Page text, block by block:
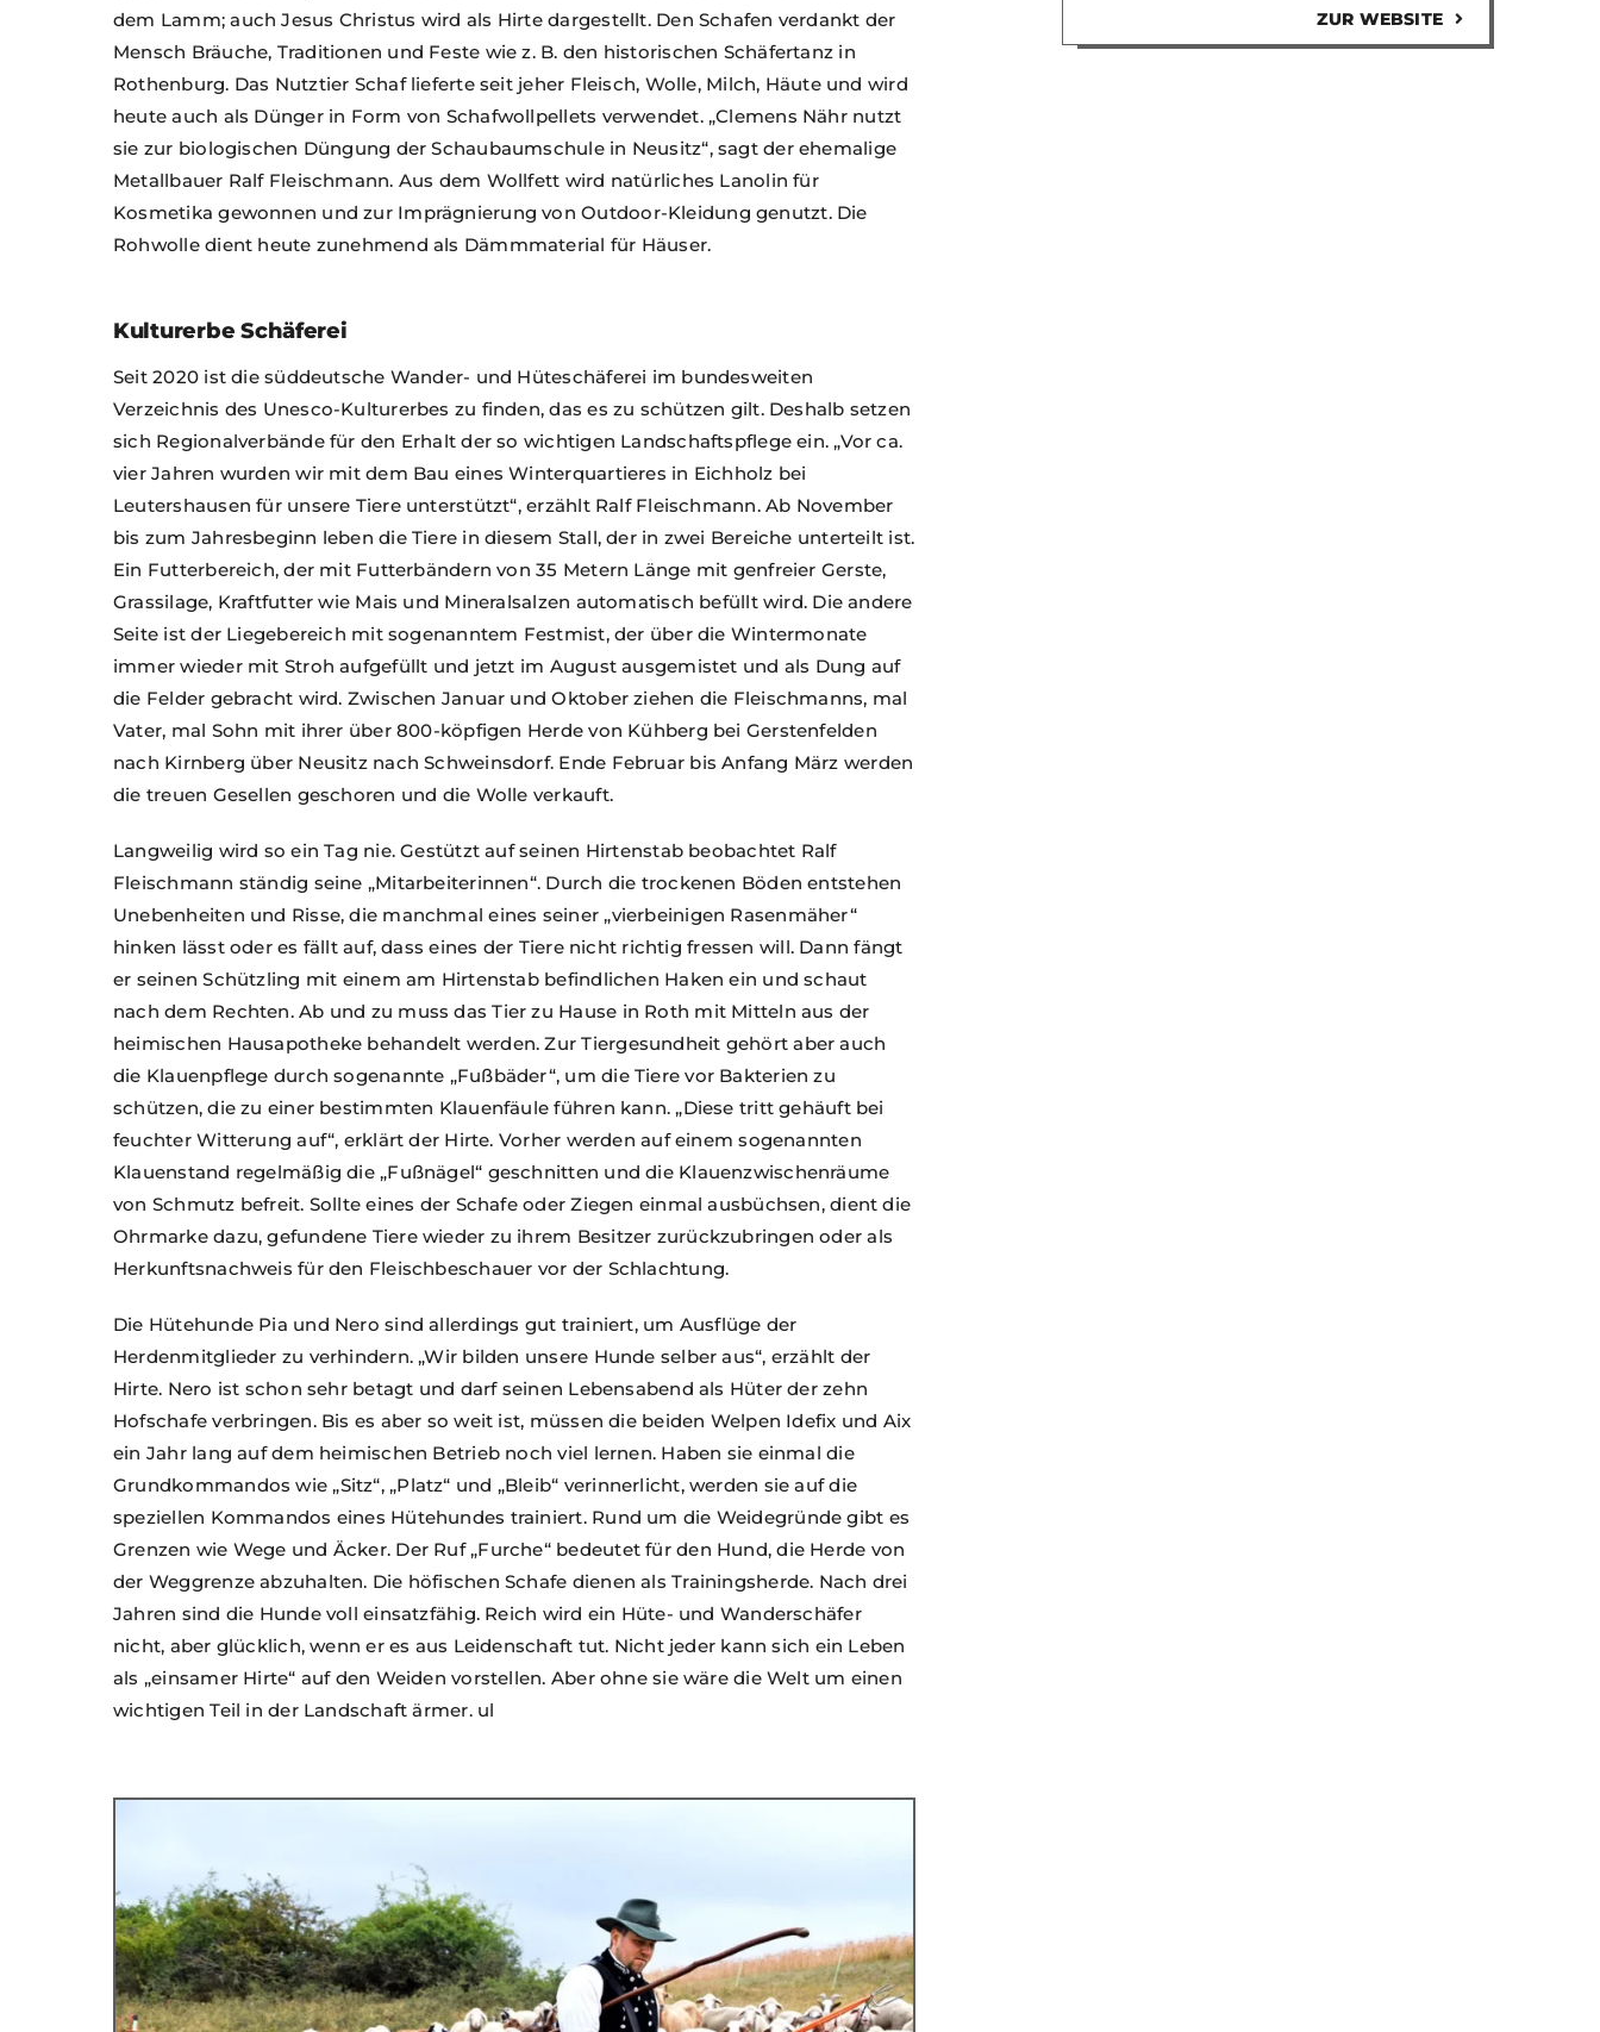
dem Lamm; auch Jesus Christus wird als Hirte dargestellt. Den Schafen verdankt der
Mensch Bräuche, Traditionen und Feste wie z. B. den historischen Schäfertanz in
Rothenburg. Das Nutztier Schaf lieferte seit jeher Fleisch, Wolle, Milch, Häute und wird
heute auch als Dünger in Form von Schafwollpellets verwendet. „Clemens Nähr nutzt
sie zur biologischen Düngung der Schaubaumschule in Neusitz“, sagt der ehemalige
Metallbauer Ralf Fleischmann. Aus dem Wollfett wird natürliches Lanolin für
Kosmetika gewonnen und zur Imprägnierung von Outdoor-Kleidung genutzt. Die
Rohwolle dient heute zunehmend als Dämmmaterial für Häuser.
Kulturerbe Schäferei
Seit 2020 ist die süddeutsche Wander- und Hüteschäferei im bundesweiten
Verzeichnis des Unesco-Kulturerbes zu finden, das es zu schützen gilt. Deshalb setzen
sich Regionalverbände für den Erhalt der so wichtigen Landschaftspflege ein. „Vor ca.
vier Jahren wurden wir mit dem Bau eines Winterquartieres in Eichholz bei
Leutershausen für unsere Tiere unterstützt“, erzählt Ralf Fleischmann. Ab November
bis zum Jahresbeginn leben die Tiere in diesem Stall, der in zwei Bereiche unterteilt ist.
Ein Futterbereich, der mit Futterbändern von 35 Metern Länge mit genfreier Gerste,
Grassilage, Kraftfutter wie Mais und Mineralsalzen automatisch befüllt wird. Die andere
Seite ist der Liegebereich mit sogenanntem Festmist, der über die Wintermonate
immer wieder mit Stroh aufgefüllt und jetzt im August ausgemistet und als Dung auf
die Felder gebracht wird. Zwischen Januar und Oktober ziehen die Fleischmanns, mal
Vater, mal Sohn mit ihrer über 800-köpfigen Herde von Kühberg bei Gerstenfelden
nach Kirnberg über Neusitz nach Schweinsdorf. Ende Februar bis Anfang März werden
die treuen Gesellen geschoren und die Wolle verkauft.
Langweilig wird so ein Tag nie. Gestützt auf seinen Hirtenstab beobachtet Ralf
Fleischmann ständig seine „Mitarbeiterinnen“. Durch die trockenen Böden entstehen
Unebenheiten und Risse, die manchmal eines seiner „vierbeinigen Rasenmäher“
hinken lässt oder es fällt auf, dass eines der Tiere nicht richtig fressen will. Dann fängt
er seinen Schützling mit einem am Hirtenstab befindlichen Haken ein und schaut
nach dem Rechten. Ab und zu muss das Tier zu Hause in Roth mit Mitteln aus der
heimischen Hausapotheke behandelt werden. Zur Tiergesundheit gehört aber auch
die Klauenpflege durch sogenannte „Fußbäder“, um die Tiere vor Bakterien zu
schützen, die zu einer bestimmten Klauenfäule führen kann. „Diese tritt gehäuft bei
feuchter Witterung auf“, erklärt der Hirte. Vorher werden auf einem sogenannten
Klauenstand regelmäßig die „Fußnägel“ geschnitten und die Klauenzwischenräume
von Schmutz befreit. Sollte eines der Schafe oder Ziegen einmal ausbüchsen, dient die
Ohrmarke dazu, gefundene Tiere wieder zu ihrem Besitzer zurückzubringen oder als
Herkunftsnachweis für den Fleischbeschauer vor der Schlachtung.
Die Hütehunde Pia und Nero sind allerdings gut trainiert, um Ausflüge der
Herdenmitglieder zu verhindern. „Wir bilden unsere Hunde selber aus“, erzählt der
Hirte. Nero ist schon sehr betagt und darf seinen Lebensabend als Hüter der zehn
Hofschafe verbringen. Bis es aber so weit ist, müssen die beiden Welpen Idefix und Aix
ein Jahr lang auf dem heimischen Betrieb noch viel lernen. Haben sie einmal die
Grundkommandos wie „Sitz“, „Platz“ und „Bleib“ verinnerlicht, werden sie auf die
speziellen Kommandos eines Hütehundes trainiert. Rund um die Weidegründe gibt es
Grenzen wie Wege und Äcker. Der Ruf „Furche“ bedeutet für den Hund, die Herde von
der Weggrenze abzuhalten. Die höfischen Schafe dienen als Trainingsherde. Nach drei
Jahren sind die Hunde voll einsatzfähig. Reich wird ein Hüte- und Wanderschäfer
nicht, aber glücklich, wenn er es aus Leidenschaft tut. Nicht jeder kann sich ein Leben
als „einsamer Hirte“ auf den Weiden vorstellen. Aber ohne sie wäre die Welt um einen
wichtigen Teil in der Landschaft ärmer. ul
ZUR WEBSITE